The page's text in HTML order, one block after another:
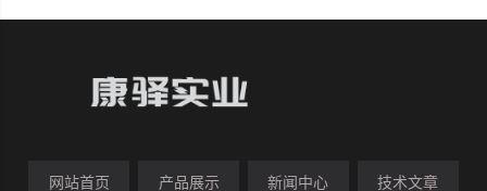
网站首页 产品展示 新闻中心 技术文章